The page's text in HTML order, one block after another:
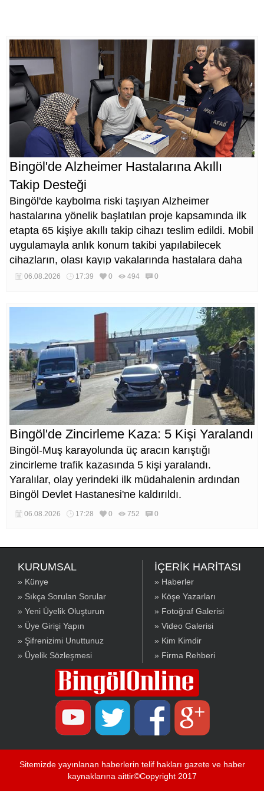
Bingöl'de Alzheimer Hastalarına Akıllı
Takip Desteği
Bingöl'de kaybolma riski taşıyan Alzheimer
hastalarına yönelik başlatılan proje kapsamında ilk
etapta 65 kişiye akıllı takip cihazı teslim edildi. Mobil
uygulamayla anlık konum takibi yapılabilecek
cihazların, olası kayıp vakalarında hastalara daha
kısa sürede ulaşılmasını sağlaması hedefleniyor.
06.08.2026 17:39 0 494 0
Bingöl'de Zincirleme Kaza: 5 Kişi Yaralandı
Bingöl-Muş karayolunda üç aracın karıştığı
zincirleme trafik kazasında 5 kişi yaralandı.
Yaralılar, olay yerindeki ilk müdahalenin ardından
Bingöl Devlet Hastanesi'ne kaldırıldı.
06.08.2026 17:28 0 752 0
KURUMSAL
» Künye
» Sıkça Sorulan Sorular
» Yeni Üyelik Oluşturun
» Üye Girişi Yapın
» Şifrenizimi Unuttunuz
» Üyelik Sözleşmesi
İÇERİK HARİTASI
» Haberler
» Köşe Yazarları
» Fotoğraf Galerisi
» Video Galerisi
» Kim Kimdir
» Firma Rehberi
Sitemizde yayınlanan haberlerin telif hakları gazete ve haber
kaynaklarına aittir©Copyright 2017